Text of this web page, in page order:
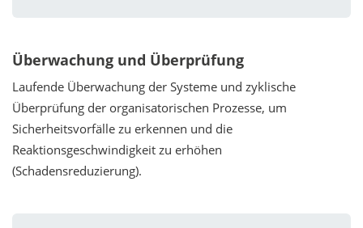
Überwachung und Überprüfung
Laufende Überwachung der Systeme und zyklische
Überprüfung der organisatorischen Prozesse, um
Sicherheitsvorfälle zu erkennen und die
Reaktionsgeschwindigkeit zu erhöhen
(Schadensreduzierung).